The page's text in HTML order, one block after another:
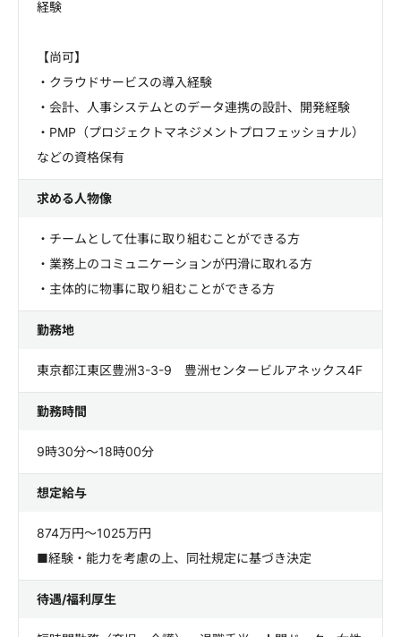
経験
【尚可】
・クラウドサービスの導入経験
・会計、人事システムとのデータ連携の設計、開発経験
・PMP（プロジェクトマネジメントプロフェッショナル）
などの資格保有
求める人物像
・チームとして仕事に取り組むことができる方
・業務上のコミュニケーションが円滑に取れる方
・主体的に物事に取り組むことができる方
勤務地
東京都江東区豊洲3-3-9 豊洲センタービルアネックス4F
勤務時間
9時30分～18時00分
想定給与
874万円～1025万円
■経験・能力を考慮の上、同社規定に基づき決定
待遇/福利厚生